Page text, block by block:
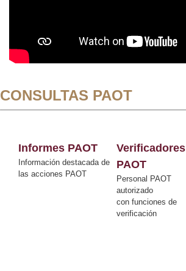
CONSULTAS PAOT
Informes PAOT
Información destacada de
las acciones PAOT
Verificadores
PAOT
Personal PAOT
autorizado
con funciones de
verificación